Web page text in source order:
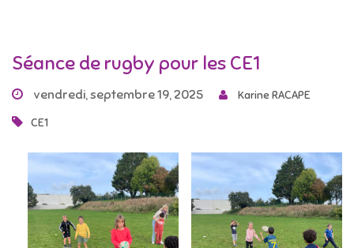
Séance de rugby pour les CE1
vendredi, septembre 19, 2025 Karine RACAPE
CE1